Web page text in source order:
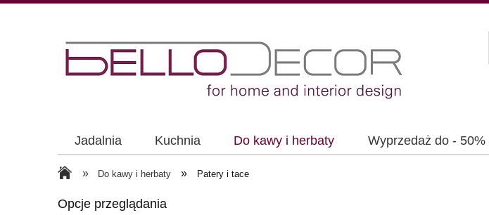
Jadalnia Kuchnia Do kawy i herbaty Wyprzedaż do - 50%
» Do kawy i herbaty » Patery i tace
Opcje przeglądania